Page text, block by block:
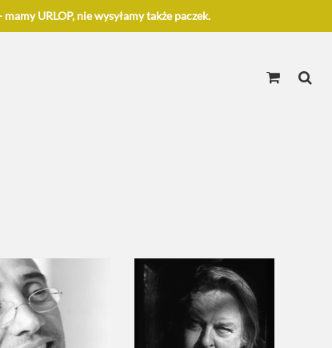
URLOP, nie wysyłamy także paczek.